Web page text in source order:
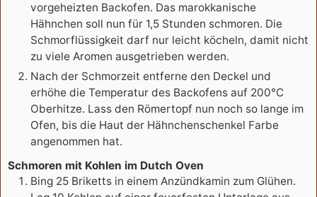
vorgeheizten Backofen. Das marokkanische
Hähnchen soll nun für 1,5 Stunden schmoren. Die
Schmorflüssigkeit darf nur leicht köcheln, damit nicht
zu viele Aromen ausgetrieben werden.
Nach der Schmorzeit entferne den Deckel und
erhöhe die Temperatur des Backofens auf 200°C
Oberhitze. Lass den Römertopf nun noch so lange im
Ofen, bis die Haut der Hähnchenschenkel Farbe
angenommen hat.
Schmoren mit Kohlen im Dutch Oven
Bing 25 Briketts in einem Anzündkamin zum Glühen.